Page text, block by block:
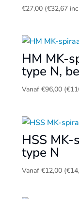
€27,00 (€32,67
HM MK-
type N,
Vanaf €96,00 (€
HSS
type N
Vanaf €12,00 (€